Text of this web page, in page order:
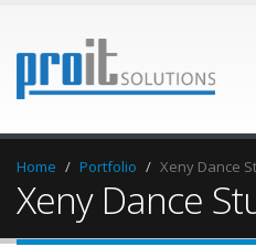
Home Portfolio Xeny Dance
Xeny Dance